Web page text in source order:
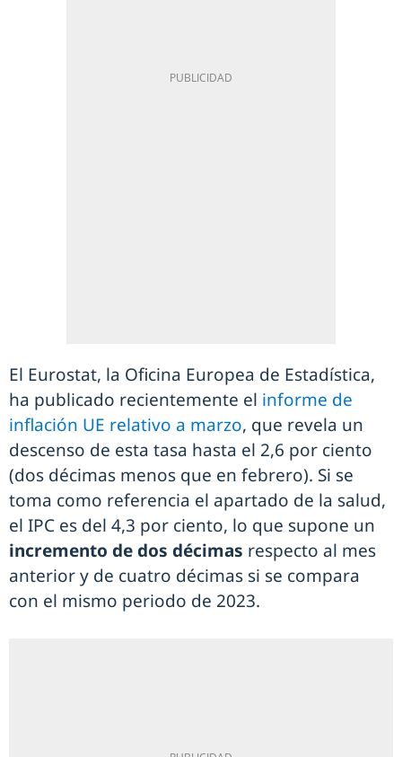
El Eurostat, la Oficina Europea de Estadística,
ha publicado recientemente el informe de
inflación UE relativo a marzo, que revela un
descenso de esta tasa hasta el 2,6 por ciento
(dos décimas menos que en febrero). Si se
toma como referencia el apartado de la salud,
el IPC es del 4,3 por ciento, lo que supone un
incremento de dos décimas respecto al mes
anterior y de cuatro décimas si se compara
con el mismo periodo de 2023.